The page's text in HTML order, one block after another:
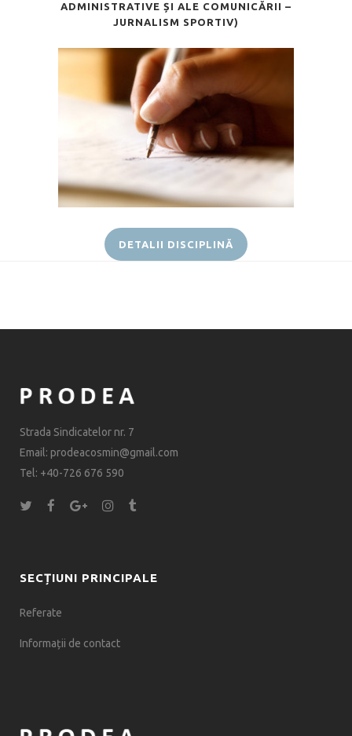
ADMINISTRATIVE ȘI ALE COMUNICĂRII –
JURNALISM SPORTIV)
DETALII DISCIPLINĂ
Strada Sindicatelor nr. 7
Email: prodeacosmin@gmail.com
Tel: +40-726 676 590
SECȚIUNI PRINCIPALE
Referate
Informații de contact